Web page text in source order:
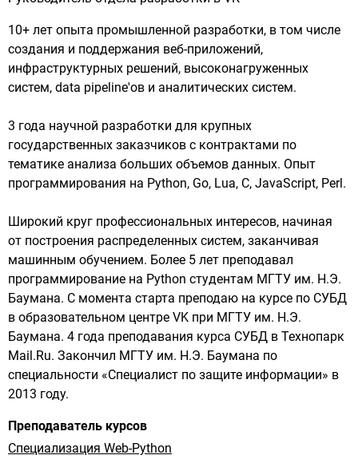
10+ лет опыта промышленной разработки, в том числе
создания и поддержания веб-приложений,
инфраструктурных решений, высоконагруженных
систем, data pipeline'ов и аналитических систем.
3 года научной разработки для крупных
государственных заказчиков с контрактами по
тематике анализа больших объемов данных. Опыт
программирования на Python, Go, Lua, C, JavaScript, Perl.
Широкий круг профессиональных интересов, начиная
от построения распределенных систем, заканчивая
машинным обучением. Более 5 лет преподавал
программирование на Python студентам МГТУ им. Н.Э.
Баумана. С момента старта преподаю на курсе по СУБД
в образовательном центре VK при МГТУ им. Н.Э.
Баумана. 4 года преподавания курса СУБД в Технопарк
Mail.Ru. Закончил МГТУ им. Н.Э. Баумана по
специальности «Специалист по защите информации» в
2013 году.
Преподаватель курсов
Специализация Web-Python